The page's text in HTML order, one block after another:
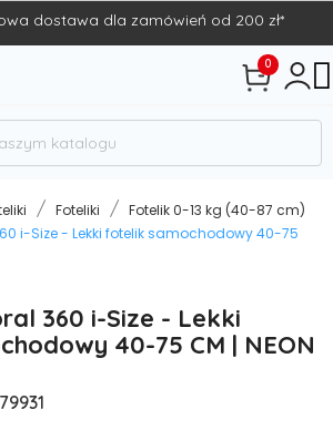
dostawa dla zamówień od 200 zł*
0 
Foteliki
Fotelik 0-13 kg (40-87 cm)
i-Size - Lekki fotelik samochodowy 40-75
360 i-Size - Lekki
40-75 CM | NEON